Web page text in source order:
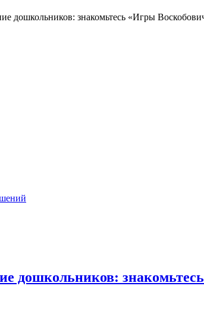
дошкольников: знакомьтесь «Игры
дошкольников: